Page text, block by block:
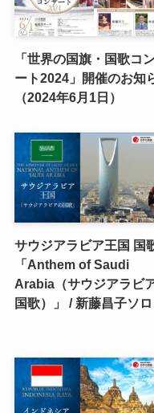
「世界の国旗・国歌コ
ート2024」開催のお知
（2024年6月1日）
サウジアラビア王国 国
「Anthem of Saudi
Arabia（サウジアラビ
国歌）」 / 新藤昌子ソロ